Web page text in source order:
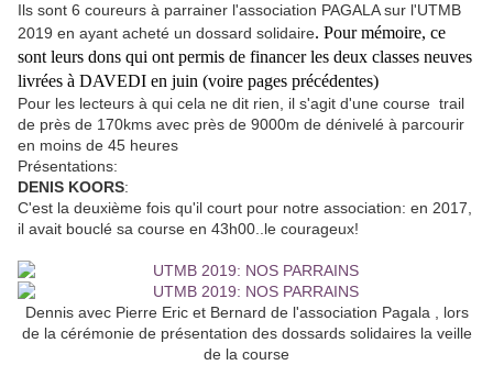
Ils sont 6 coureurs à parrainer l'association PAGALA sur l'UTMB
2019 en ayant acheté un dossard solidaire. Pour mémoire, ce
sont leurs dons qui ont permis de financer les deux classes neuves
livrées à DAVEDI en juin (voire pages précédentes)
Pour les lecteurs à qui cela ne dit rien, il s'agit d'une course trail
de près de 170kms avec près de 9000m de dénivelé à parcourir
en moins de 45 heures
Présentations:
DENIS KOORS:
C'est la deuxième fois qu'il court pour notre association: en 2017,
il avait bouclé sa course en 43h00..le courageux!
Dennis avec Pierre Eric et Bernard de l'association Pagala , lors
de la cérémonie de présentation des dossards solidaires la veille
de la course